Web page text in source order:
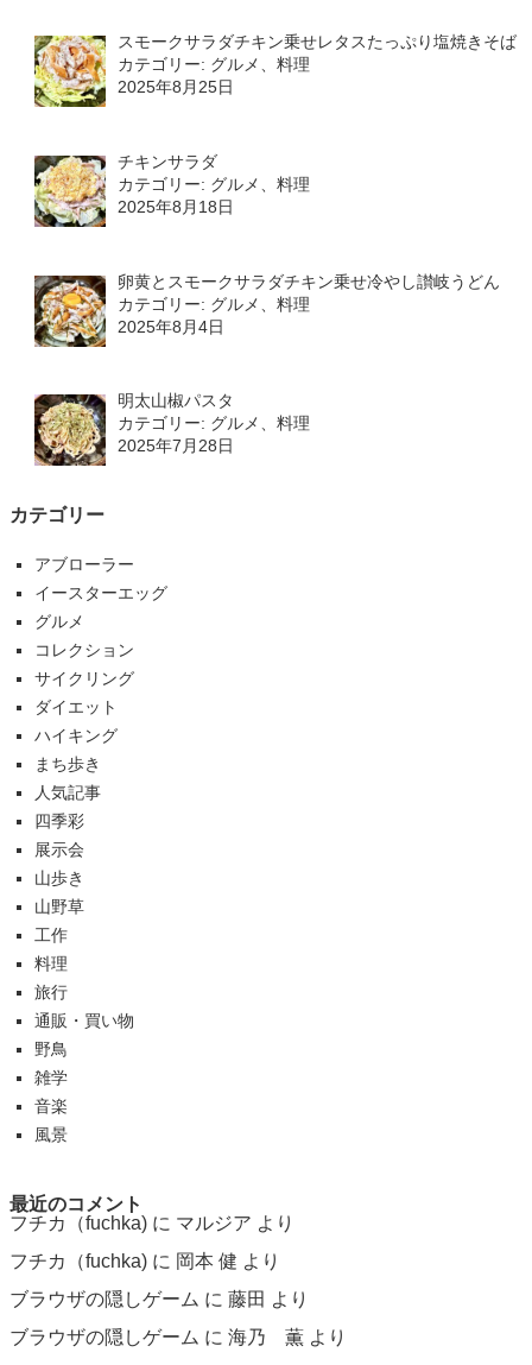
スモークサラダチキン乗せレタスたっぷり塩焼きそば
カテゴリー: グルメ、料理
2025年8月25日
チキンサラダ
カテゴリー: グルメ、料理
2025年8月18日
卵黄とスモークサラダチキン乗せ冷やし讃岐うどん
カテゴリー: グルメ、料理
2025年8月4日
明太山椒パスタ
カテゴリー: グルメ、料理
2025年7月28日
カテゴリー
アブローラー
イースターエッグ
グルメ
コレクション
サイクリング
ダイエット
ハイキング
まち歩き
人気記事
四季彩
展示会
山歩き
山野草
工作
料理
旅行
通販・買い物
野鳥
雑学
音楽
風景
最近のコメント
フチカ（fuchka) に マルジア より
フチカ（fuchka) に 岡本 健 より
ブラウザの隠しゲーム に 藤田 より
ブラウザの隠しゲーム に 海乃 薫 より